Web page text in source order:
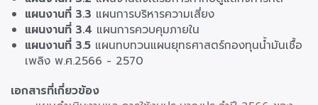
แผนงานที่ 3.3 แผนการบริหารความเสี่ยง
แผนงานที่ 3.4 แผนการควบคุมภายใน
แผนงานที่ 3.5 แผนทบทวนแผนยุทธศาสตร์กองทุนน้ำมันเชื้อ
เพลิง พ.ศ.2566 - 2570
เอกสารที่เกี่ยวข้อง